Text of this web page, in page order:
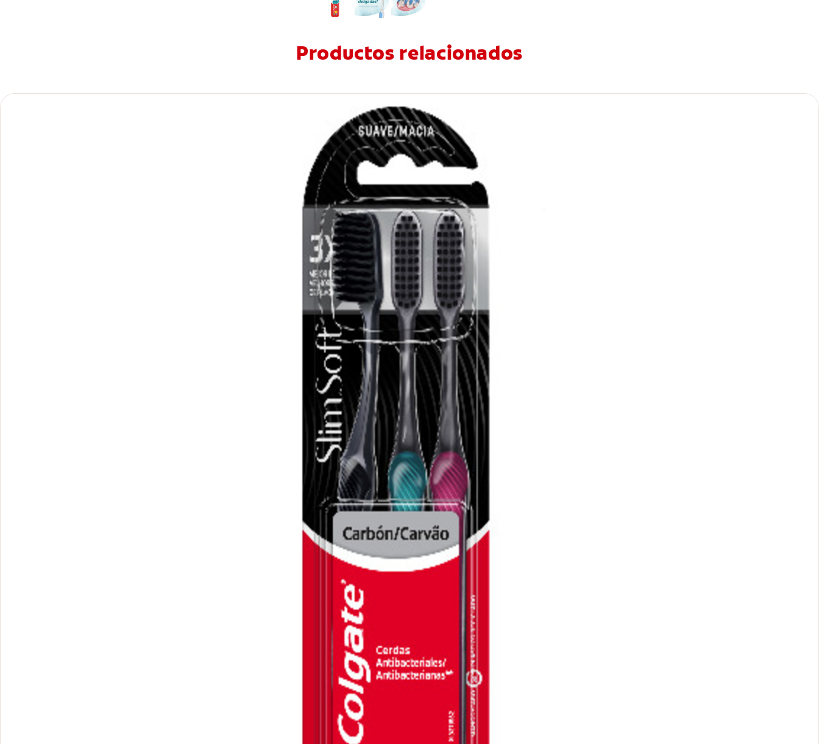
Productos relacionados